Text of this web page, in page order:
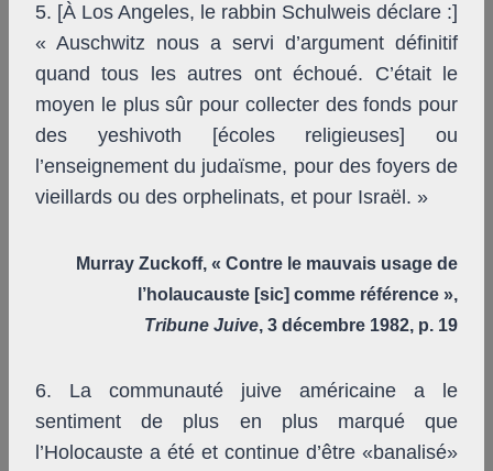
5. [À Los Angeles, le rabbin Schulweis déclare :]
« Auschwitz nous a servi d’argument définitif
quand tous les autres ont échoué. C’était le
moyen le plus sûr pour collecter des fonds pour
des yeshivoth [écoles religieuses] ou
l’enseignement du judaïsme, pour des foyers de
vieillards ou des orphelinats, et pour Israël. »
Murray Zuckoff, « Contre le mauvais usage de
l’holaucauste [sic] comme référence »,
Tribune Juive, 3 décembre 1982, p. 19
6. La communauté juive américaine a le
sentiment de plus en plus marqué que
l’Holocauste a été et continue d’être «banalisé»